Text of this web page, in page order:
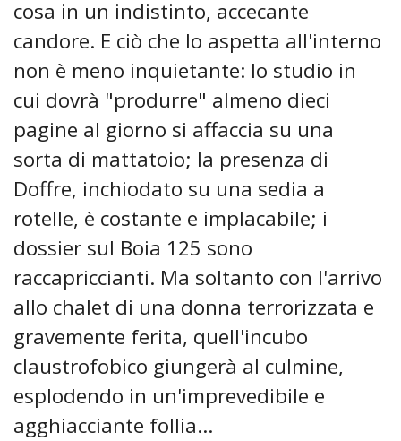
cosa in un indistinto, accecante
candore. E ciò che lo aspetta all'interno
non è meno inquietante: lo studio in
cui dovrà "produrre" almeno dieci
pagine al giorno si affaccia su una
sorta di mattatoio; la presenza di
Doffre, inchiodato su una sedia a
rotelle, è costante e implacabile; i
dossier sul Boia 125 sono
raccapriccianti. Ma soltanto con l'arrivo
allo chalet di una donna terrorizzata e
gravemente ferita, quell'incubo
claustrofobico giungerà al culmine,
esplodendo in un'imprevedibile e
agghiacciante follia…